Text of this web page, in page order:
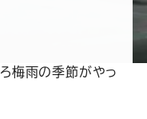
ツ
梅雨の季節がやっ